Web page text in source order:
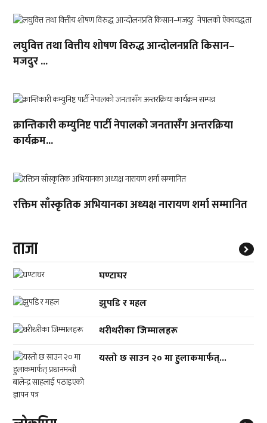
लघुवित्त तथा वित्तीय शोषण विरुद्ध आन्दोलनप्रति किसान–
मजदुर ...
क्रान्तिकारी कम्युनिष्ट पार्टी नेपालको जनतासँग अन्तरक्रिया
कार्यक्रम...
रक्तिम साँस्कृतिक अभियानका अध्यक्ष नारायण शर्मा सम्मानित
ताजा
घण्टाघर
झुपडि र महल
थरीथरीका जिम्मालहरू
यस्तो छ साउन २० मा हुलाकमार्फत्...